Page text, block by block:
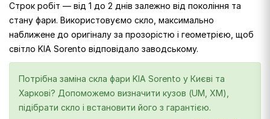
Строк робіт — від 1 до 2 днів залежно від покоління та
стану фари. Використовуємо скло, максимально
наближене до оригіналу за прозорістю і геометрією, щоб
світло KIA Sorento відповідало заводському.
Потрібна заміна скла фари KIA Sorento у Києві та
Харкові? Допоможемо визначити кузов (UM, XM),
підібрати скло і встановити його з гарантією.